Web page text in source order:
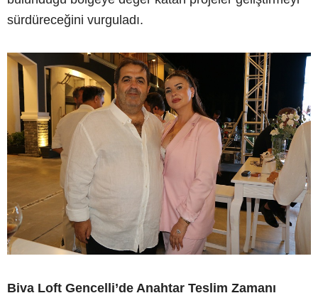
sürdüreceğini vurguladı.
Biva Loft Gencelli’de Anahtar Teslim Zamanı